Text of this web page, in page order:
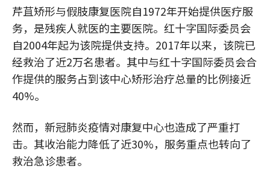
芹苴矫形与假肢康复医院自1972年开始提供医疗服
务，是残疾人就医的主要医院。红十字国际委员会
自2004年起为该院提供支持。2017年以来，该院已
经救治了近2万名患者。其中与红十字国际委员会合
作提供的服务占到该中心矫形治疗总量的比例接近
40%。
然而，新冠肺炎疫情对康复中心也造成了严重打
击。其收治能力降低了近30%，服务重点也转向了
救治急诊患者。